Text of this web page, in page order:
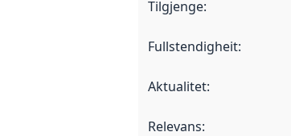
Tilgjenge:
Fullstendigheit:
Aktualitet:
Relevans: